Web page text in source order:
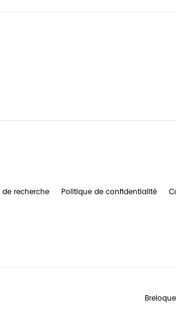
de recherche Politique de confidentialité